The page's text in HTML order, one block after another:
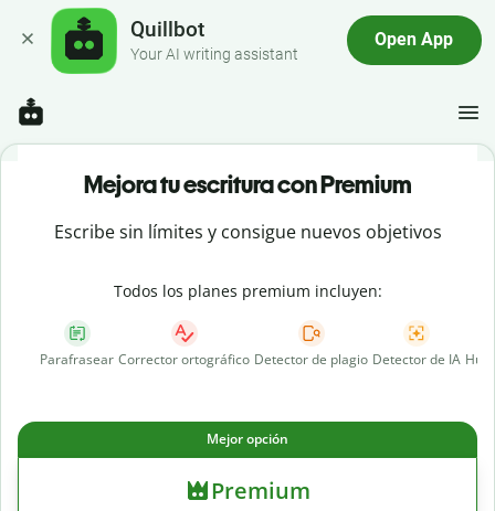
Quillbot
Your AI writing assistant
Open App
Mejora tu escritura con Premium
Escribe sin límites y consigue nuevos objetivos
Todos los planes premium incluyen:
Parafrasear Corrector ortográfico Detector de plagio Detector de IA
Mejor opción
Premium